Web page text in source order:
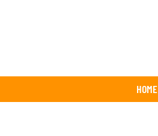
HOME